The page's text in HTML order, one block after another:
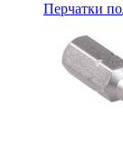
Перчатки